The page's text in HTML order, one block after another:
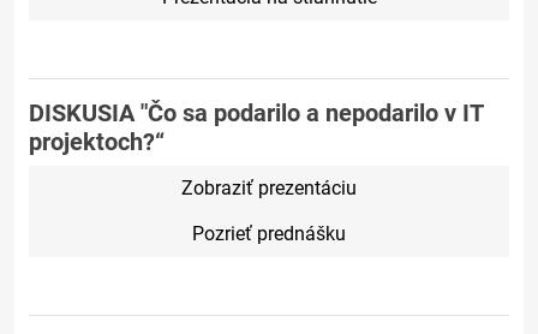
DISKUSIA "Čo sa podarilo a nepodarilo v IT
projektoch?“
Zobraziť prezentáciu
Pozrieť prednášku